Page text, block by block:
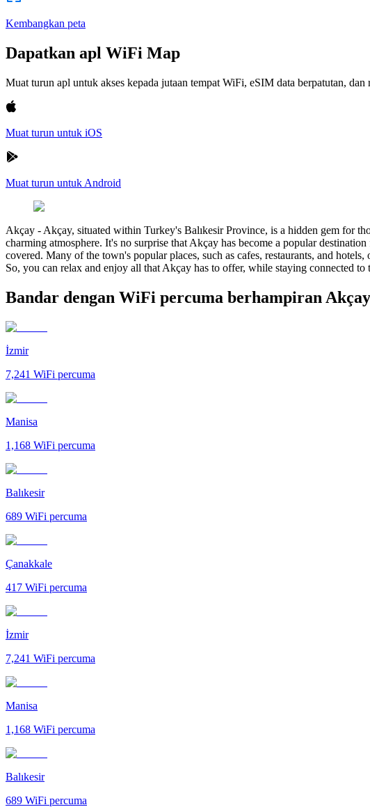
Kembangkan peta
Dapatkan apl WiFi Map
Muat turun apl untuk akses kepada jutaan tempat WiFi, eSIM data berpatutan,
Muat turun untuk iOS
Muat turun untuk Android
Akçay - Akçay, situated within Turkey's Balıkesir Province, is a hidden gem for
charming atmosphere. It's no surprise that Akçay has become a popular
covered. Many of the town's popular places, such as cafes, restaurants, and
So, you can relax and enjoy all that Akçay has to offer, while staying connected to
Bandar dengan WiFi percuma berhampiran Akçay
İzmir
7,241 WiFi percuma
Manisa
1,168 WiFi percuma
Balıkesir
689 WiFi percuma
Çanakkale
417 WiFi percuma
İzmir
7,241 WiFi percuma
Manisa
1,168 WiFi percuma
Balıkesir
689 WiFi percuma